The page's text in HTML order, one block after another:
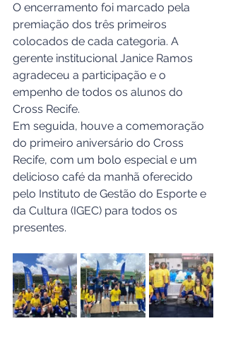
O encerramento foi marcado pela
premiação dos três primeiros
colocados de cada categoria. A
gerente institucional Janice Ramos
agradeceu a participação e o
empenho de todos os alunos do
Cross Recife.
Em seguida, houve a comemoração
do primeiro aniversário do Cross
Recife, com um bolo especial e um
delicioso café da manhã oferecido
pelo Instituto de Gestão do Esporte e
da Cultura (IGEC) para todos os
presentes.